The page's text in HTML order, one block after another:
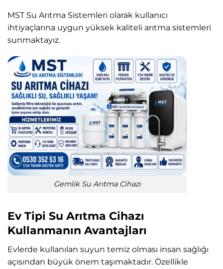
MST Su Arıtma Sistemleri olarak kullanıcı
ihtiyaçlarına uygun yüksek kaliteli arıtma sistemleri
sunmaktayız.
Gemlik Su Arıtma Cihazı
Ev Tipi Su Arıtma Cihazı
Kullanmanın Avantajları
Evlerde kullanılan suyun temiz olması insan sağlığı
açısından büyük önem taşımaktadır. Özellikle